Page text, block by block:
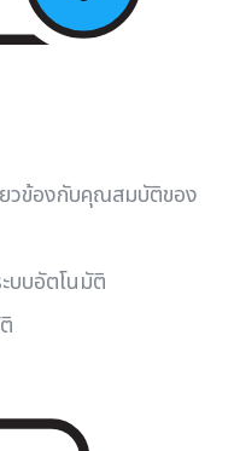
วข้องกับคุณสมบัติของ
บบอัตโนมัติ